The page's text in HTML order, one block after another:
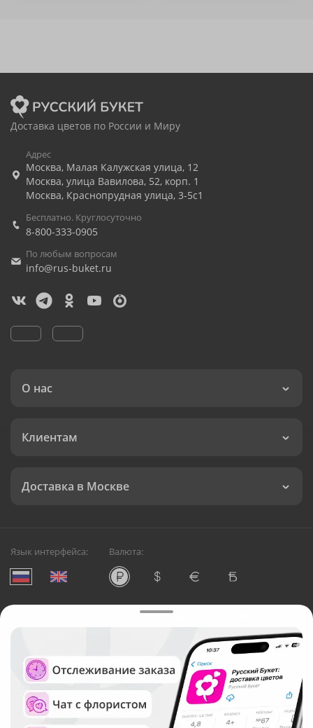
Доставка цветов по России и Миру
Адрес
Москва, Малая Калужская улица, 12
Москва, улица Вавилова, 52, корп. 1
Москва, Краснопрудная улица, 3-5с1
Бесплатно. Круглосуточно
8-800-333-0905
По любым вопросам
info@rus-buket.ru
О нас
Клиентам
Доставка в Москве
Язык интерфейса: Валюта:
Служба круглосуточной доставки цветов в Москве
Русский Букет, 2026
Общество с ограниченной ответственностью «Технология»
ОГРН: 1195476081745, ИНН: 5410081997
Юридический адрес: г. Новосибирск, ул. Ипподромская,
д.42, оф. 3